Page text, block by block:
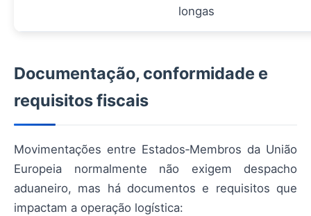
longas
Documentação, conformidade e
requisitos fiscais
Movimentações entre Estados‑Membros da União
Europeia normalmente não exigem despacho
aduaneiro, mas há documentos e requisitos que
impactam a operação logística: